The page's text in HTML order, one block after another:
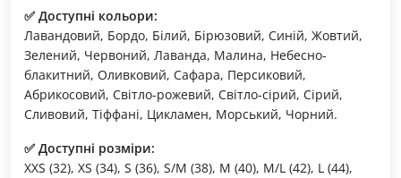
✅ Доступні кольори:
Лавандовий, Бордо, Білий, Бірюзовий, Синій, Жовтий,
Зелений, Червоний, Лаванда, Малина, Небесно-
блакитний, Оливковий, Сафара, Персиковий,
Абрикосовий, Світло-рожевий, Світло-сірий, Сірий,
Сливовий, Тіффані, Цикламен, Морський, Чорний.
✅ Доступні розміри:
XXS (32), XS (34), S (36), S/M (38), M (40), M/L (42), L (44),